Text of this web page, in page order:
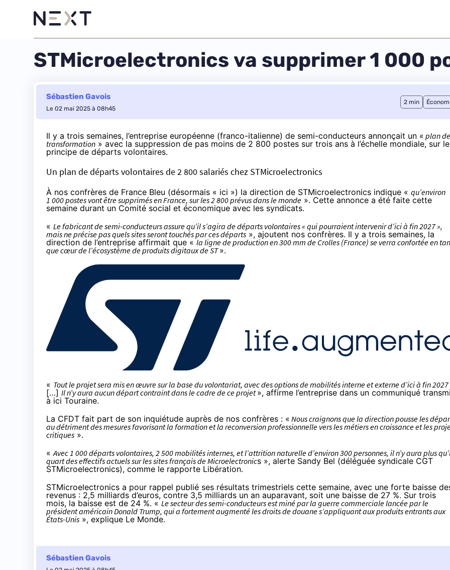
STMicroelectronics va supprimer 1 000
Sébastien Gavois
Le 02 mai 2025 à 08h45
2 min
Il y a trois semaines, l’entreprise européenne (franco-italienne) de semi-conducteurs annonçait un « plan de
transformation » avec la suppression de pas moins de 2 800 postes sur trois ans à l’échelle mondiale, sur le
principe de départs volontaires.
Un plan de départs volontaires de 2 800 salariés chez STMicroelectronics
À nos confrères de France Bleu (désormais « ici ») la direction de STMicroelectronics indique « qu’environ
1 000 postes vont être supprimés en France, sur les 2 800 prévus dans le monde ». Cette annonce a été faite cette
semaine durant un Comité social et économique avec les syndicats.
« Le fabricant de semi-conducteurs assure qu’il s’agira de départs volontaires « qui pourraient intervenir d’ici à fin 2027 »,
mais ne précise pas quels sites seront touchés par ces départs », ajoutent nos confrères. Il y a trois semaines, la
direction de l’entreprise affirmait que « la ligne de production en 300 mm de Crolles (France) se verra confortée en
que cœur de l’écosystème de produits digitaux de ST».
« Tout le projet sera mis en œuvre sur la base du volontariat, avec des options de mobilités interne et externe d’ici à fin 2027
[…] Il n’y aura aucun départ contraint dans le cadre de ce projet», affirme l’entreprise dans un communiqué
à ici Touraine.
La CFDT fait part de son inquiétude auprès de nos confrères : « Nous craignons que la direction pousse les
au détriment des mesures favorisant la formation et la reconversion professionnelle vers les métiers en croissance et les
critiques ».
« Avec 1 000 départs volontaires, 2 500 mobilités internes, et l’attrition naturelle d’environ 300 personnes, il n’y aura plus
quart des effectifs actuels sur les sites français de Microelectronics », alerte Sandy Bel (déléguée syndicale CGT
STMicroelectronics), comme le rapporte Libération.
STMicroelectronics a pour rappel publié ses résultats trimestriels cette semaine, avec une forte baisse
revenus : 2,5 milliards d’euros, contre 3,5 milliards un an auparavant, soit une baisse de 27 %. Sur trois
mois, la baisse est de 24 %. «Le secteur des semi-conducteurs est miné par la guerre commerciale lancée par le
président américain Donald Trump, qui a fortement augmenté les droits de douane s’appliquant aux produits entrants aux
États-Unis », explique Le Monde.
Sébastien Gavois